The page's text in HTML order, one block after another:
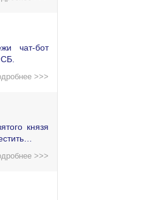
чат-бот
>>>
князя
>>>